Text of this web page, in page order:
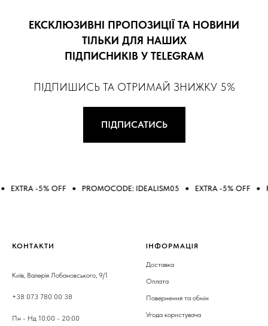
ЕКСКЛЮЗИВНІ ПРОПОЗИЦІЇ ТА НОВИНИ
ТІЛЬКИ ДЛЯ НАШИХ
ПІДПИСНИКІВ У TELEGRAM
ПІДПИШИСЬ ТА ОТРИМАЙ ЗНИЖКУ 5%
ПІДПИСАТИСЬ
-5% OFF PROMOCODE: IDEALISM05 EXTRA -5% OFF
КОНТАКТИ
Київ, Валерія Лобановського, 9/1
+38 073 780 00 38
Пн - Нд 10:00 - 20:00
ІНФОРМАЦІЯ
Доставка
Оплата
Повернення та обмін
Угода користувача